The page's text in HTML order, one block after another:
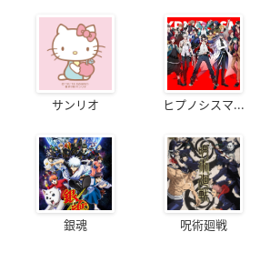
サンリオ ヒプノシスマ...
銀魂 呪術廻戦